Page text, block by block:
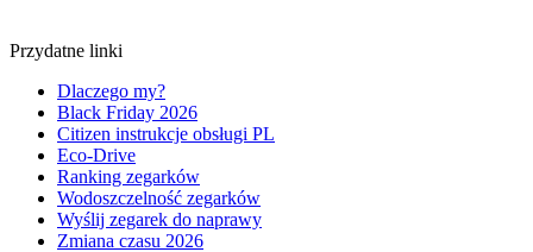
Przydatne linki
Dlaczego my?
Black Friday 2026
Citizen instrukcje obsługi PL
Eco-Drive
Ranking zegarków
Wodoszczelność zegarków
Wyślij zegarek do naprawy
Zmiana czasu 2026